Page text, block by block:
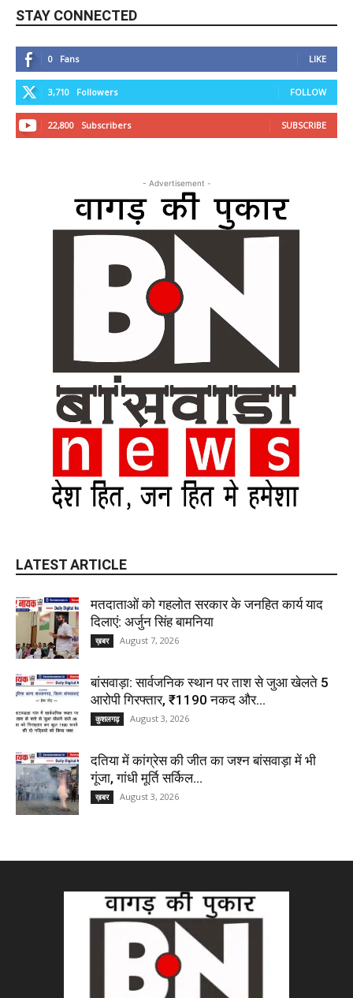
STAY CONNECTED
0 Fans LIKE
3,710 Followers FOLLOW
22,800 Subscribers SUBSCRIBE
- Advertisement -
LATEST ARTICLE
मतदाताओं को गहलोत सरकार के जनहित कार्य याद
दिलाएं: अर्जुन सिंह बामनिया
ख़बर August 7, 2026
बांसवाड़ा: सार्वजनिक स्थान पर ताश से जुआ खेलते 5
आरोपी गिरफ्तार, ₹1190 नकद और...
कुशलगढ़ August 3, 2026
दतिया में कांग्रेस की जीत का जश्न बांसवाड़ा में भी
गूंजा, गांधी मूर्ति सर्किल...
ख़बर August 3, 2026